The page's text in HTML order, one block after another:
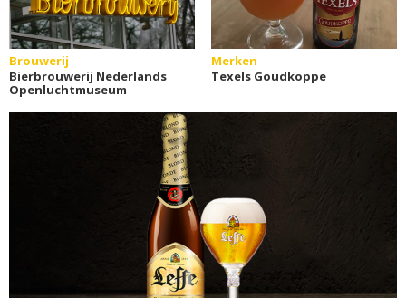
Brouwerij
Bierbrouwerij Nederlands
Openluchtmuseum
Merken
Texels Goudkoppe